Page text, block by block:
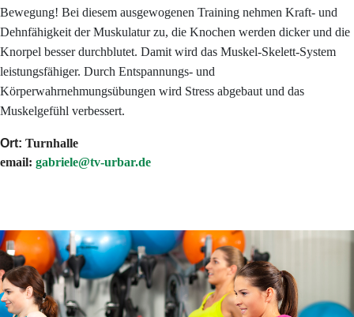
Bewegung! Bei diesem ausgewogenen Training nehmen Kraft- und
Dehnfähigkeit der Muskulatur zu, die Knochen werden dicker und die
Knorpel besser durchblutet. Damit wird das Muskel-Skelett-System
leistungsfähiger. Durch Entspannungs- und
Körperwahrnehmungsübungen wird Stress abgebaut und das
Muskelgefühl verbessert.
Ort: Turnhalle
email: gabriele@tv-urbar.de